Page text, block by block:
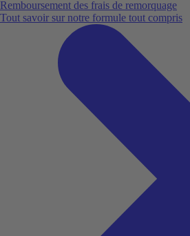
Remboursement des frais de remorquage
Tout savoir sur notre formule tout compris